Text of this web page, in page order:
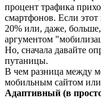
процент трафика
смартфонов. Если
20% или, даже,
аргументом
Но, сначала давайте
путаницы.
В чем разница между
мобильным сайтом
Адаптивный (в